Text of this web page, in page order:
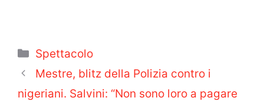
Categorie
Spettacolo
Mestre, blitz della Polizia contro i
nigeriani. Salvini: “Non sono loro a pagare